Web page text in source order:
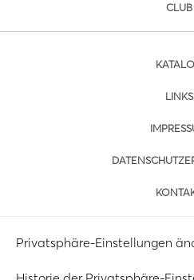
CLUB
LINKS
Privatsphäre-Einstellungen